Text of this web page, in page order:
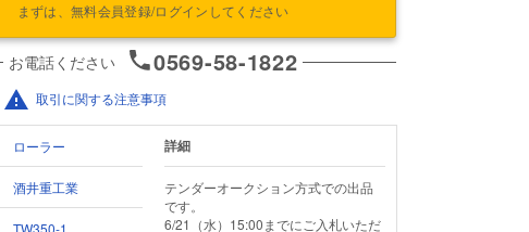
まずは、無料会員登録/ログインしてください
お電話ください 0569-58-1822
取引に関する注意事項
ローラー
酒井重工業
詳細
テンダーオークション方式での出品
です。
6/21（水）15:00までにご入札いただ